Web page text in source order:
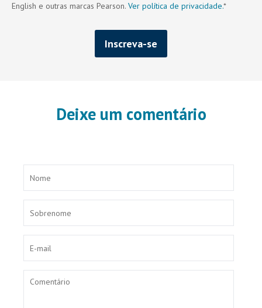
English e outras marcas Pearson. Ver política de privacidade.*
Deixe um comentário